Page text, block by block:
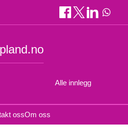
Alle innlegg
ossOm oss